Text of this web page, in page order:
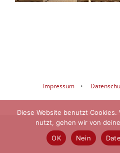
Impressum •
Diese Website benutzt
nutzt, gehen wir von
OK
Nein